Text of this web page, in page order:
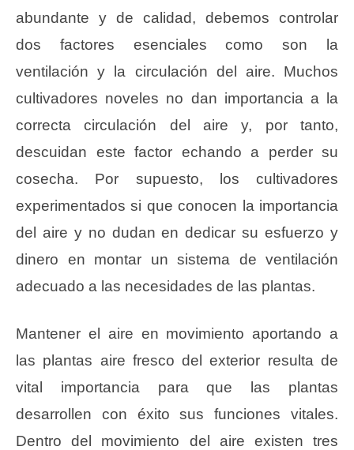
abundante y de calidad, debemos controlar
dos factores esenciales como son la
ventilación y la circulación del aire. Muchos
cultivadores noveles no dan importancia a la
correcta circulación del aire y, por tanto,
descuidan este factor echando a perder su
cosecha. Por supuesto, los cultivadores
experimentados si que conocen la importancia
del aire y no dudan en dedicar su esfuerzo y
dinero en montar un sistema de ventilación
adecuado a las necesidades de las plantas.
Mantener el aire en movimiento aportando a
las plantas aire fresco del exterior resulta de
vital importancia para que las plantas
desarrollen con éxito sus funciones vitales.
Dentro del movimiento del aire existen tres